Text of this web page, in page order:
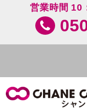
営業時間 10